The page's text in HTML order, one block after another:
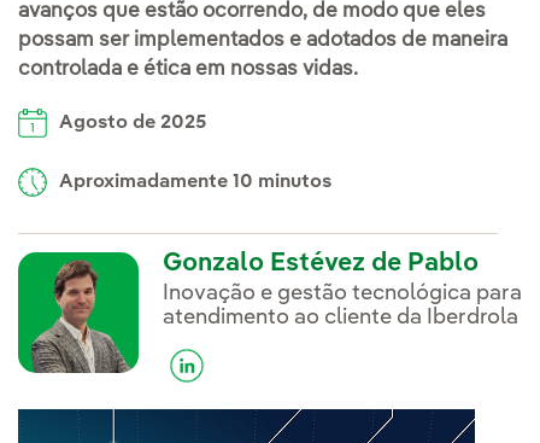
avanços que estão ocorrendo, de modo que eles
possam ser implementados e adotados de maneira
controlada e ética em nossas vidas.
Agosto de 2025
Aproximadamente 10 minutos
Gonzalo Estévez de Pablo
Inovação e gestão tecnológica para
atendimento ao cliente da Iberdrola